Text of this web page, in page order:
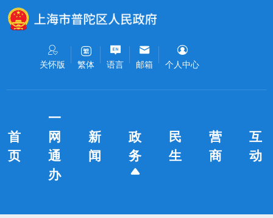
无障碍操作说明
关怀版 繁体 语言 邮箱 个人中心
首
页
一
网
通
办
新
闻
政
务
民
生
营
商
互
动